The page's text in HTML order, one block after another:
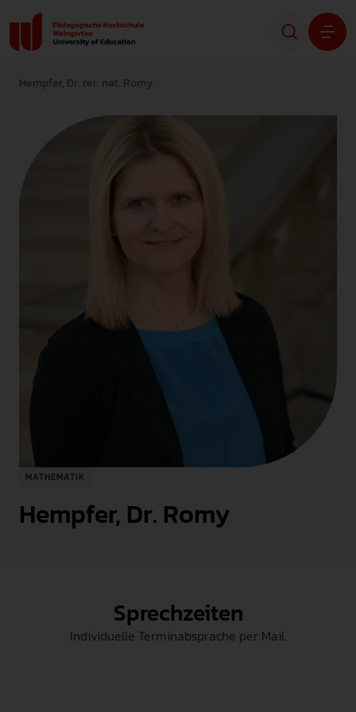
Forschung
Transfer
STUDIERENDE
ALUMNI
INTERNATIONAL
Hempfer, Dr. rer. nat. Romy
MATHEMATIK
Hempfer, Dr. Romy
Sprechzeiten
Individuelle Terminabsprache per Mail.